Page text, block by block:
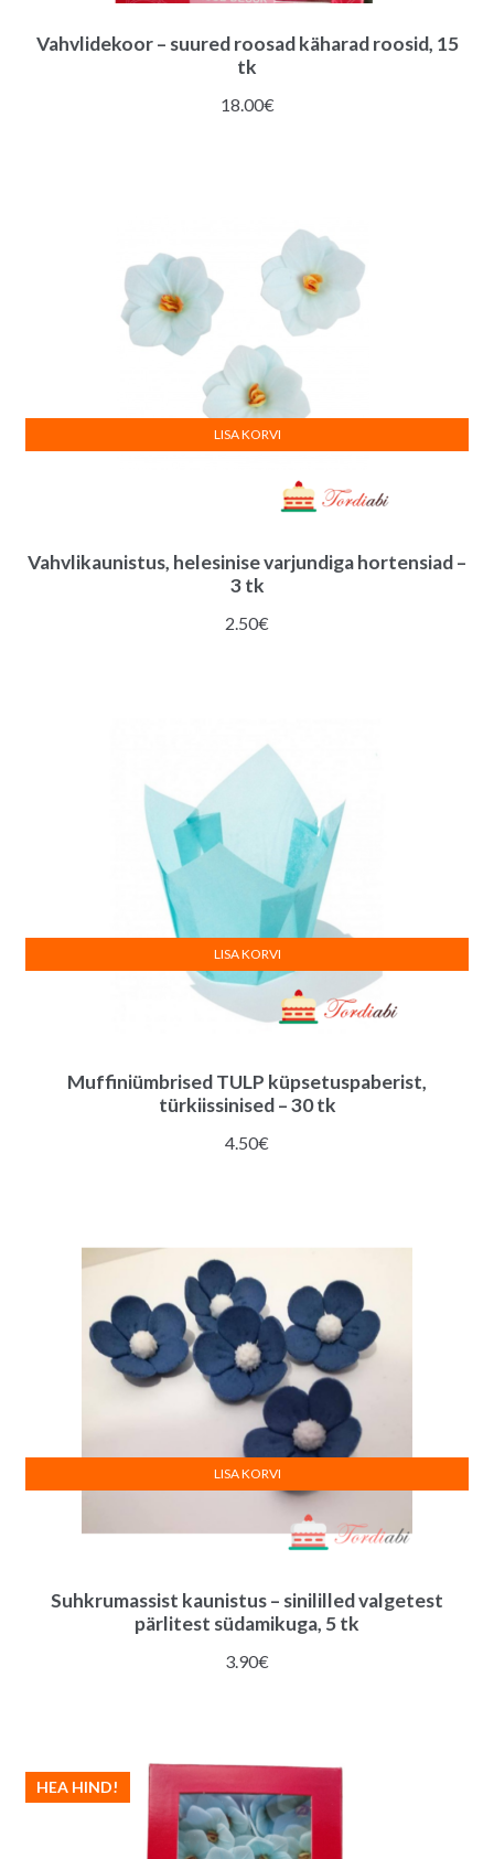
Vahvlidekoor – suured roosad käharad roosid, 15
tk
18.00€
Vahvlikaunistus, helesinise varjundiga hortensiad –
3 tk
2.50€
LISA KORVI
Muffiniümbrised TULP küpsetuspaberist,
türkiissinised – 30 tk
4.50€
LISA KORVI
Suhkrumassist kaunistus – sinililled valgetest
pärlitest südamikuga, 5 tk
3.90€
LISA KORVI
HEA HIND!